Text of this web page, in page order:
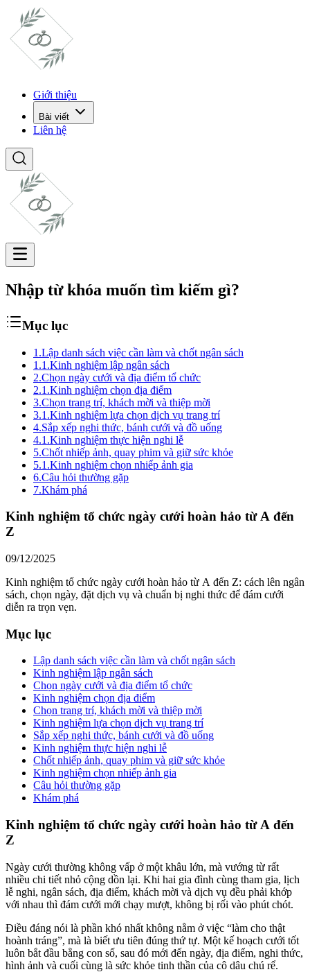
Giới thiệu
Bài viết
Liên hệ
Nhập từ khóa muốn tìm kiếm gì?
Mục lục
1.Lập danh sách việc cần làm và chốt ngân sách
1.1.Kinh nghiệm lập ngân sách
2.Chọn ngày cưới và địa điểm tổ chức
2.1.Kinh nghiệm chọn địa điểm
3.Chọn trang trí, khách mời và thiệp mời
3.1.Kinh nghiệm lựa chọn dịch vụ trang trí
4.Sắp xếp nghi thức, bánh cưới và đồ uống
4.1.Kinh nghiệm thực hiện nghi lễ
5.Chốt nhiếp ảnh, quay phim và giữ sức khỏe
5.1.Kinh nghiệm chọn nhiếp ảnh gia
6.Câu hỏi thường gặp
7.Khám phá
Kinh nghiệm tổ chức ngày cưới hoàn hảo từ A đến
Z
09/12/2025
Kinh nghiệm tổ chức ngày cưới hoàn hảo từ A đến Z: cách lên ngân
sách, chọn ngày, đặt dịch vụ và chuẩn bị nghi thức để đám cưới
diễn ra trọn vẹn.
Mục lục
Lập danh sách việc cần làm và chốt ngân sách
Kinh nghiệm lập ngân sách
Chọn ngày cưới và địa điểm tổ chức
Kinh nghiệm chọn địa điểm
Chọn trang trí, khách mời và thiệp mời
Kinh nghiệm lựa chọn dịch vụ trang trí
Sắp xếp nghi thức, bánh cưới và đồ uống
Kinh nghiệm thực hiện nghi lễ
Chốt nhiếp ảnh, quay phim và giữ sức khỏe
Kinh nghiệm chọn nhiếp ảnh gia
Câu hỏi thường gặp
Khám phá
Kinh nghiệm tổ chức ngày cưới hoàn hảo từ A đến
Z
Ngày cưới thường không vấp ở một khâu lớn, mà vướng từ rất
nhiều chi tiết nhỏ cộng dồn lại. Khi hai gia đình cùng tham gia, lịch
lễ nghi, ngân sách, địa điểm, khách mời và dịch vụ đều phải khớp
với nhau thì đám cưới mới chạy mượt, không bị rối vào phút chót.
Điều đáng nói là phần khó nhất không nằm ở việc “làm cho thật
hoành tráng”, mà là biết ưu tiên đúng thứ tự. Một kế hoạch cưới tốt
luôn bắt đầu bằng con số, sau đó mới đến ngày, địa điểm, nghi thức,
hình ảnh và cuối cùng là sức khỏe tinh thần của cô dâu chú rể.